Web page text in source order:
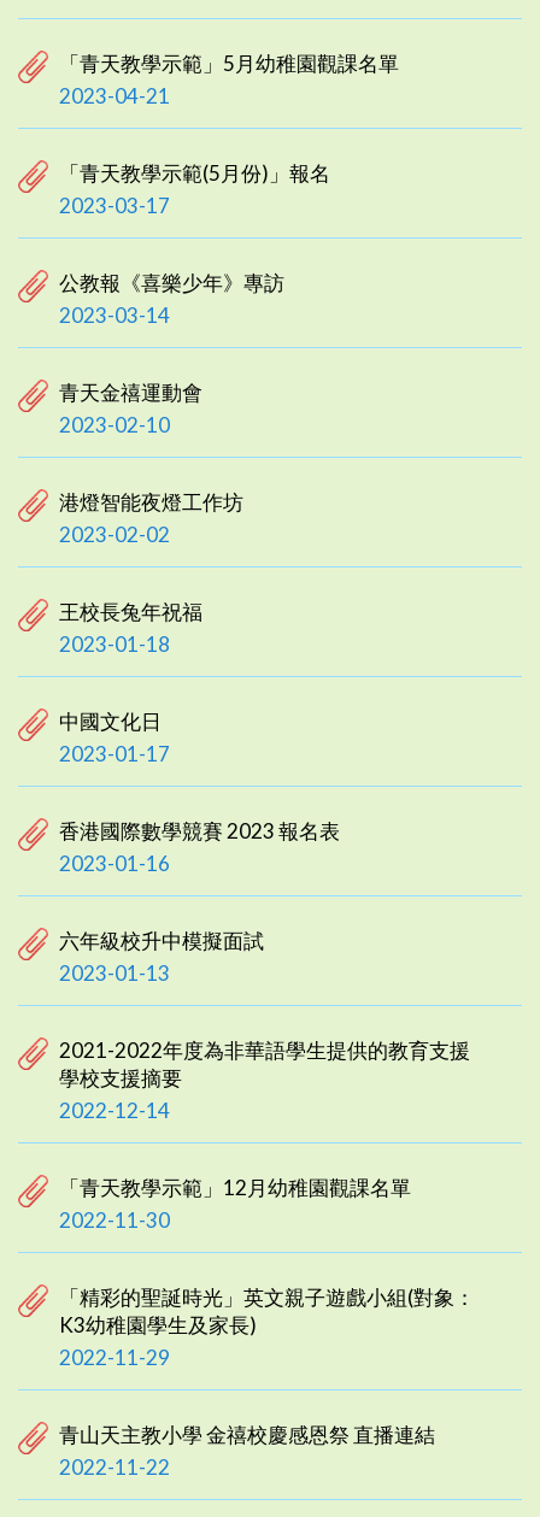
「青天教學示範」5月幼稚園觀課名單
2023-04-21
「青天教學示範(5月份)」報名
2023-03-17
公教報《喜樂少年》專訪
2023-03-14
青天金禧運動會
2023-02-10
港燈智能夜燈工作坊
2023-02-02
王校長兔年祝福
2023-01-18
中國文化日
2023-01-17
香港國際數學競賽 2023 報名表
2023-01-16
六年級校升中模擬面試
2023-01-13
2021-2022年度為非華語學生提供的教育支援
學校支援摘要
2022-12-14
「青天教學示範」12月幼稚園觀課名單
2022-11-30
「精彩的聖誕時光」英文親子遊戲小組(對象：
K3幼稚園學生及家長)
2022-11-29
青山天主教小學 金禧校慶感恩祭 直播連結
2022-11-22